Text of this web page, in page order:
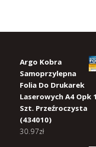
Argo Kobra
Samoprzylepna
Folia Do Drukarek
Laserowych A4 Opk
Szt. Przeźroczysta
(434010)
30.97zł